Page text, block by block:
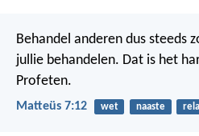
Behandel anderen dus steeds
jullie behandelen. Dat is het
Profeten.
Matteüs 7:12 wet naaste